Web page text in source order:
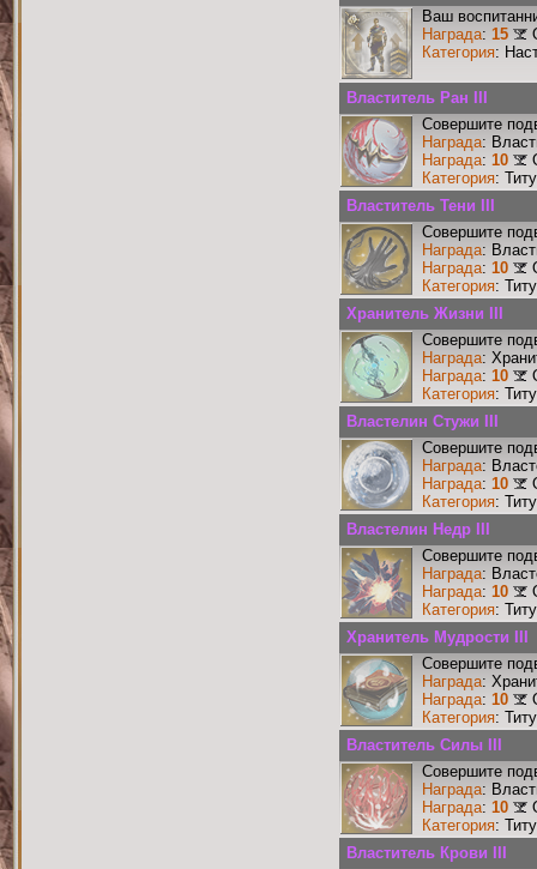
Ваш
Награда: 15
Категория:
Властитель Ран III
Совершите
Награда:
Награда: 10
Категория:
Властитель Тени III
Совершите
Награда:
Награда: 10
Категория:
Хранитель Жизни III
Совершите
Награда:
Награда: 10
Категория:
Властелин Стужи III
Совершите
Награда:
Награда: 10
Категория:
Властелин Недр III
Совершите
Награда:
Награда: 10
Категория:
Хранитель Мудрости III
Совершите
Награда:
Награда: 10
Категория:
Властитель Силы III
Совершите
Награда:
Награда: 10
Категория:
Властитель Крови III